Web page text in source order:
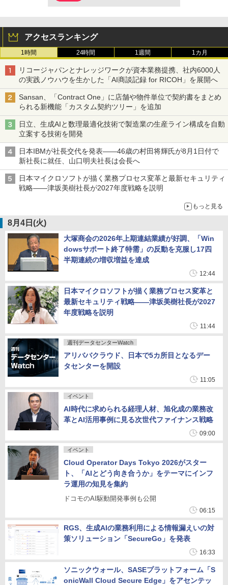
アクセスランキング
1時間 24時間 1週間 1カ月
リコージャパンとナレッジワークが資本業務提携、社内6000人
の実践ノウハウを生かした「AI商談記録 for RICOH」を展開へ
Sansan、「Contract One」に店舗や物件単位で契約書をまとめ
られる新機能「カスタム契約ツリー」を追加
日立、生成AIと数理最適化技術で製造業の生産ライン構成を自動
立案する技術を開発
日本IBMが社長交代を発表――46歳の村田将輝氏が8月1日付で
新社長に就任、山口明夫社長は会長へ
日本マイクロソフトが描く業務プロセス変革と最新セキュリティ
戦略――津坂美樹社長が2027年度戦略を説明
もっと見る
8月4日(火)
大塚商会の2026年上期連結業績が好調、「Win
dowsサポート終了特需」の反動を克服し17四
半期連続の増収増益を達成
12:44
日本マイクロソフトが描く業務プロセス変革と
最新セキュリティ戦略――津坂美樹社長が2027
年度戦略を説明
11:44
週刊データセンターWatch
アリババクラウド、日本で5カ所目となるデー
タセンターを開設
11:05
イベント
AI時代に求められる経理人材、旭化成の業務改
革とAI活用事例に見る次世代ファイナンス戦略
09:00
イベント
Cloud Operator Days Tokyo 2026がスター
ト、「AIとどう向き合うか」をテーマにインフ
ラ運用の知見を集約
ドコモのAI駆動開発事例も公開
06:15
RGS、生成AIの業務利用による情報漏えいの対
策ソリューション「SecureGo」を発表
16:33
ソニックウォール、SASEプラットフォーム「S
onicWall Cloud Secure Edge」をアセンテッ